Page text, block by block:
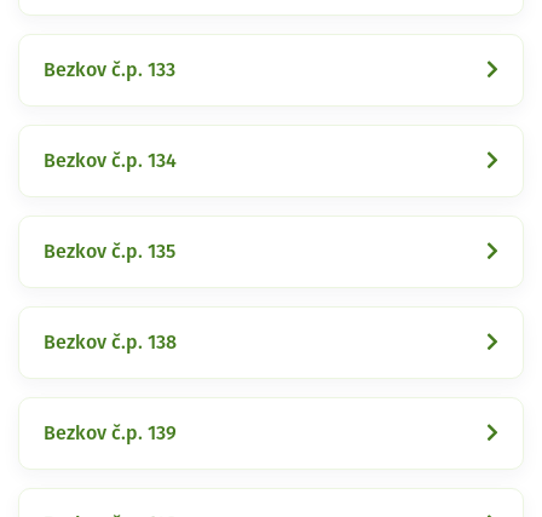
Bezkov č.p. 133
Bezkov č.p. 134
Bezkov č.p. 135
Bezkov č.p. 138
Bezkov č.p. 139